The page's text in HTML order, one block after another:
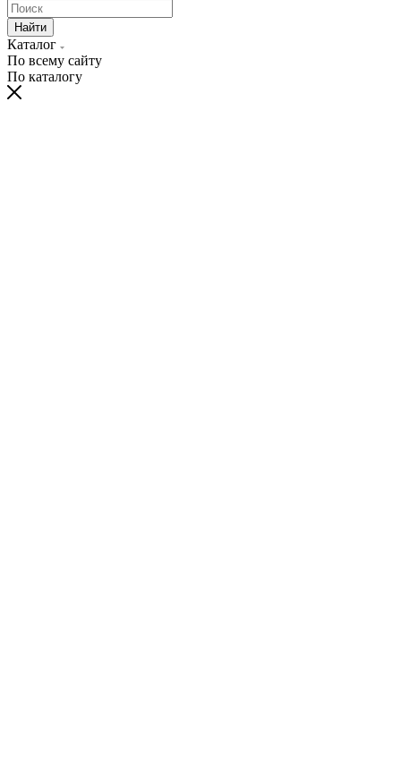
Найти
Каталог
По всему сайту
По каталогу